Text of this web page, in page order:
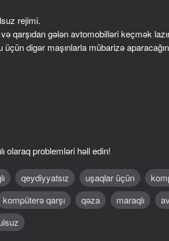
Bike Madness
rejimi.
qarşıdan gələn avtomobilləri keçmək
digər maşınlarla mübarizə
olaraq problemləri həll edin!
qeydiyyatsız uşaqlar üçün
kompüterə qarşı qəza maraqlı